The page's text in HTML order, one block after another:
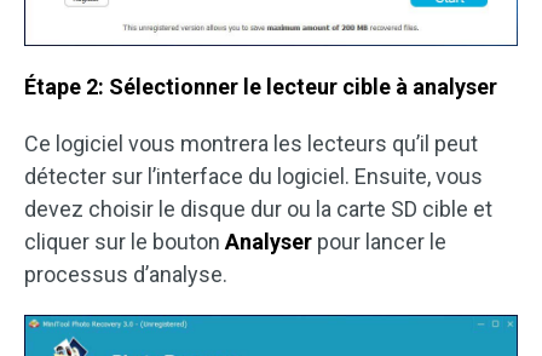
Étape 2: Sélectionner le lecteur cible à analyser
Ce logiciel vous montrera les lecteurs qu’il peut
détecter sur l’interface du logiciel. Ensuite, vous
devez choisir le disque dur ou la carte SD cible et
cliquer sur le bouton Analyser pour lancer le
processus d’analyse.